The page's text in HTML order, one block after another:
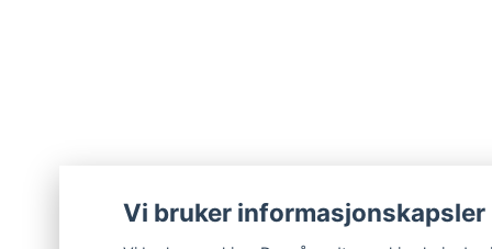
Vi bruker informasjonskapsler